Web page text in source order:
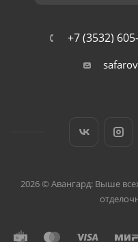
+7 (3532)
2026 © Авангард: Выше